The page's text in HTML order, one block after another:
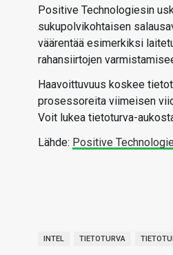
Positive Technologiesin
sukupolvikohtaisen
väärentää esimerkiksi
rahansiirtojen
Haavoittuvuus koskee
prosessoreita viimeisen
Voit lukea tietoturva-
Lähde: Positive
INTEL TIETOTURVA